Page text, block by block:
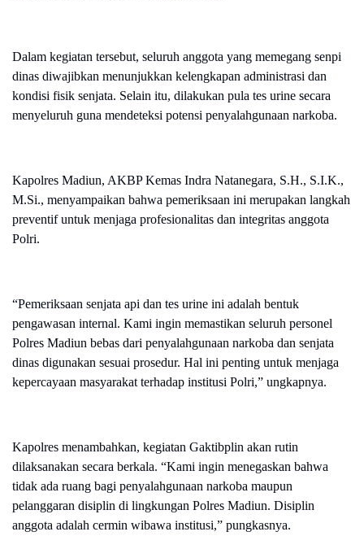
Dalam kegiatan tersebut, seluruh anggota yang memegang senpi
dinas diwajibkan menunjukkan kelengkapan administrasi dan
kondisi fisik senjata. Selain itu, dilakukan pula tes urine secara
menyeluruh guna mendeteksi potensi penyalahgunaan narkoba.
Kapolres Madiun, AKBP Kemas Indra Natanegara, S.H., S.I.K.,
M.Si., menyampaikan bahwa pemeriksaan ini merupakan langkah
preventif untuk menjaga profesionalitas dan integritas anggota
Polri.
“Pemeriksaan senjata api dan tes urine ini adalah bentuk
pengawasan internal. Kami ingin memastikan seluruh personel
Polres Madiun bebas dari penyalahgunaan narkoba dan senjata
dinas digunakan sesuai prosedur. Hal ini penting untuk menjaga
kepercayaan masyarakat terhadap institusi Polri,” ungkapnya.
Kapolres menambahkan, kegiatan Gaktibplin akan rutin
dilaksanakan secara berkala. “Kami ingin menegaskan bahwa
tidak ada ruang bagi penyalahgunaan narkoba maupun
pelanggaran disiplin di lingkungan Polres Madiun. Disiplin
anggota adalah cermin wibawa institusi,” pungkasnya.